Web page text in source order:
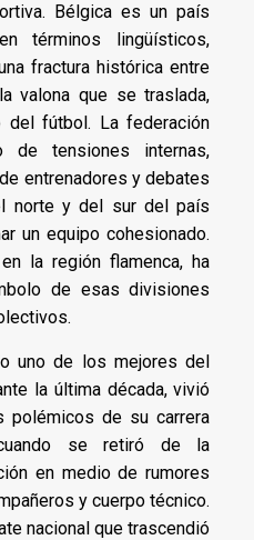
Bélgica es un país
términos lingüísticos,
fractura histórica entre
valona que se traslada,
del fútbol. La federación
de tensiones internas,
entrenadores y debates
norte y del sur del país
un equipo cohesionado.
la región flamenca, ha
de esas divisiones
uno de los mejores del
la última década, vivió
de su carrera
se retiró de la
en medio de rumores
y cuerpo técnico.
nacional que trascendió